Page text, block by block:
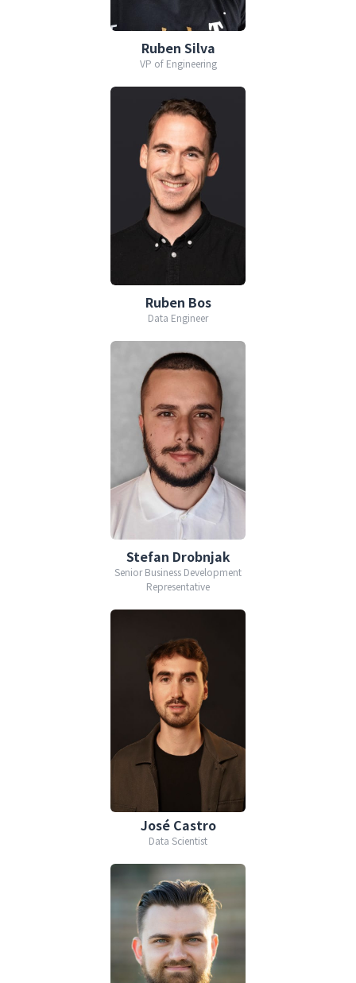
Ruben Silva
VP of Engineering
Ruben Bos
Data Engineer
Stefan Drobnjak
Senior Business Development
Representative
José Castro
Data Scientist